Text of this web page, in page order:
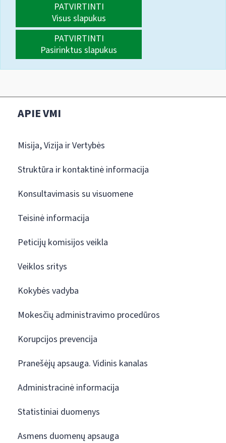
PATVIRTINTI
Visus slapukus
PATVIRTINTI
Pasirinktus slapukus
APIE VMI
Misija, Vizija ir Vertybės
Struktūra ir kontaktinė informacija
Konsultavimasis su visuomene
Teisinė informacija
Peticijų komisijos veikla
Veiklos sritys
Kokybės vadyba
Mokesčių administravimo procedūros
Korupcijos prevencija
Pranešėjų apsauga. Vidinis kanalas
Administracinė informacija
Statistiniai duomenys
Asmens duomenų apsauga